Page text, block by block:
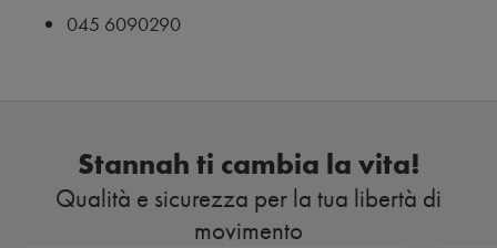
045 6090290
Stannah ti cambia la vita!
Qualità e sicurezza per la tua libertà di
movimento